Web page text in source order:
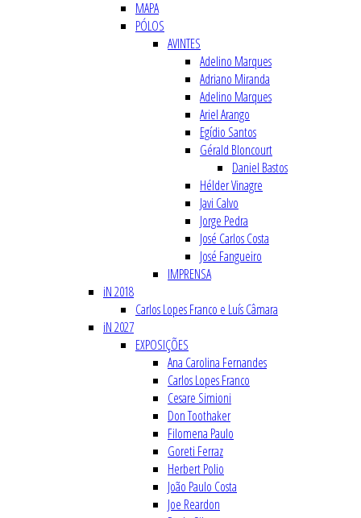
MAPA
PÓLOS
AVINTES
Adelino Marques
Adriano Miranda
Adelino Marques
Ariel Arango
Egídio Santos
Gérald Bloncourt
Daniel Bastos
Hélder Vinagre
Javi Calvo
Jorge Pedra
José Carlos Costa
José Fangueiro
IMPRENSA
iN 2018
Carlos Lopes Franco e Luís Câmara
iN 2027
EXPOSIÇÕES
Ana Carolina Fernandes
Carlos Lopes Franco
Cesare Simioni
Don Toothaker
Filomena Paulo
Goreti Ferraz
Herbert Polio
João Paulo Costa
Joe Reardon